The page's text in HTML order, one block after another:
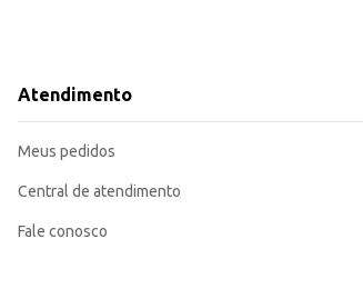
Atendimento
Meus pedidos
Central de atendimento
Fale conosco